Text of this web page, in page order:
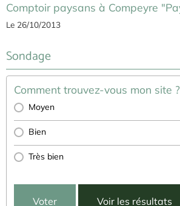
Comptoir paysans à Compeyre
Le 26/10/2013
Sondage
Comment trouvez-vous mon site ?
Moyen
Bien
Très bien
Voter Voir les résultats